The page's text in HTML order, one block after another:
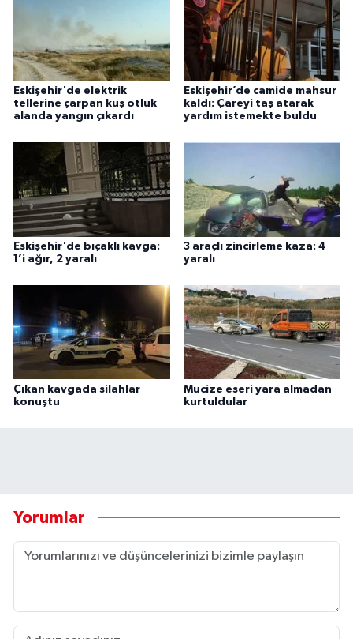
Eskişehir'de elektrik
tellerine çarpan kuş otluk
alanda yangın çıkardı
Eskişehir’de camide mahsur
kaldı: Çareyi taş atarak
yardım istemekte buldu
Eskişehir'de bıçaklı kavga:
1’i ağır, 2 yaralı
3 araçlı zincirleme kaza: 4
yaralı
Çıkan kavgada silahlar
konuştu
Mucize eseri yara almadan
kurtuldular
Yorumlar